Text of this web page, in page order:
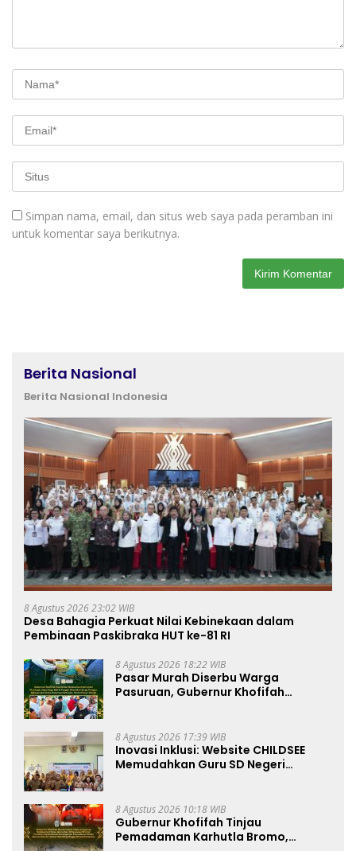
Simpan nama, email, dan situs web saya pada peramban ini
untuk komentar saya berikutnya.
Berita Nasional
Berita Nasional Indonesia
8 Agustus 2026 23:02 WIB
Desa Bahagia Perkuat Nilai Kebinekaan dalam
Pembinaan Paskibraka HUT ke-81 RI
8 Agustus 2026 18:22 WIB
Pasar Murah Diserbu Warga
Pasuruan, Gubernur Khofifah
8 Agustus 2026 17:39 WIB
Inovasi Inklusi: Website CHILDSEE
Memudahkan Guru SD Negeri
8 Agustus 2026 10:18 WIB
Gubernur Khofifah Tinjau
Pemadaman Karhutla Bromo,